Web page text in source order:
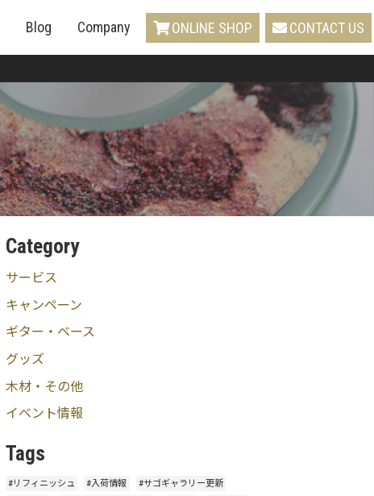
Blog Company ONLINE SHOP CONTACT US
Category
サービス
キャンペーン
ギター・ベース
グッズ
木材・その他
イベント情報
Tags
#リフィニッシュ #入荷情報
#サゴギャラリー更新